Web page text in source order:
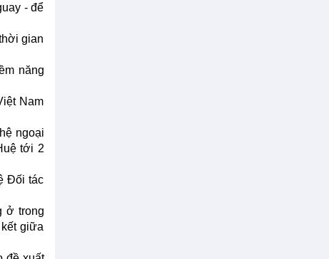
- để
gian
năng
Nam
ngoại
tới 2
Đối tác
ở trong
giữa